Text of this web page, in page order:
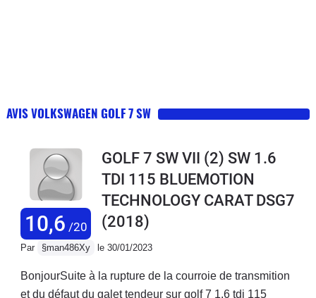
AVIS VOLKSWAGEN GOLF 7 SW
10,6 /20
GOLF 7 SW VII (2) SW 1.6
TDI 115 BLUEMOTION
TECHNOLOGY CARAT DSG7
(2018)
Par §man486Xy le 30/01/2023
BonjourSuite à la rupture de la courroie de transmition
et du défaut du galet tendeur sur golf 7 1.6 tdi 115